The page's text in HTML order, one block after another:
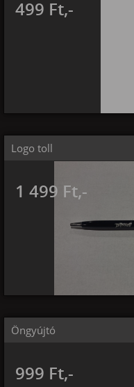
499 Ft,-
Logo toll
1 499 Ft,-
Öngyújtó
999 Ft,-